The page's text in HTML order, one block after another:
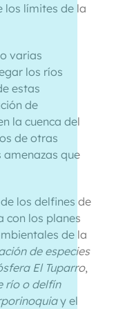
los límites de la
varias
los ríos
estas
de
la cuenca del
de otras
que
los delfines de
con los planes
de la
de especies
El Tuparro,
río o delfín
y el